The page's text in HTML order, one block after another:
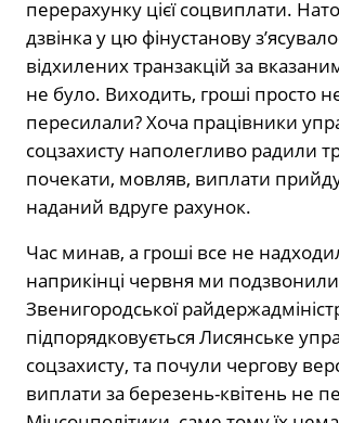
перерахунку цієї соцвиплати.
дзвінка у цю фінустанову
відхилених транзакцій за
не було. Виходить, гроші просто
пересилали? Хоча працівники
соцзахисту наполегливо радили
почекати, мовляв, виплати
наданий вдруге рахунок.
Час минав, а гроші все не
наприкінці червня ми
Звенигородської
підпорядковується Лисянське
соцзахисту, та почули чергову
виплати за березень-квітень не